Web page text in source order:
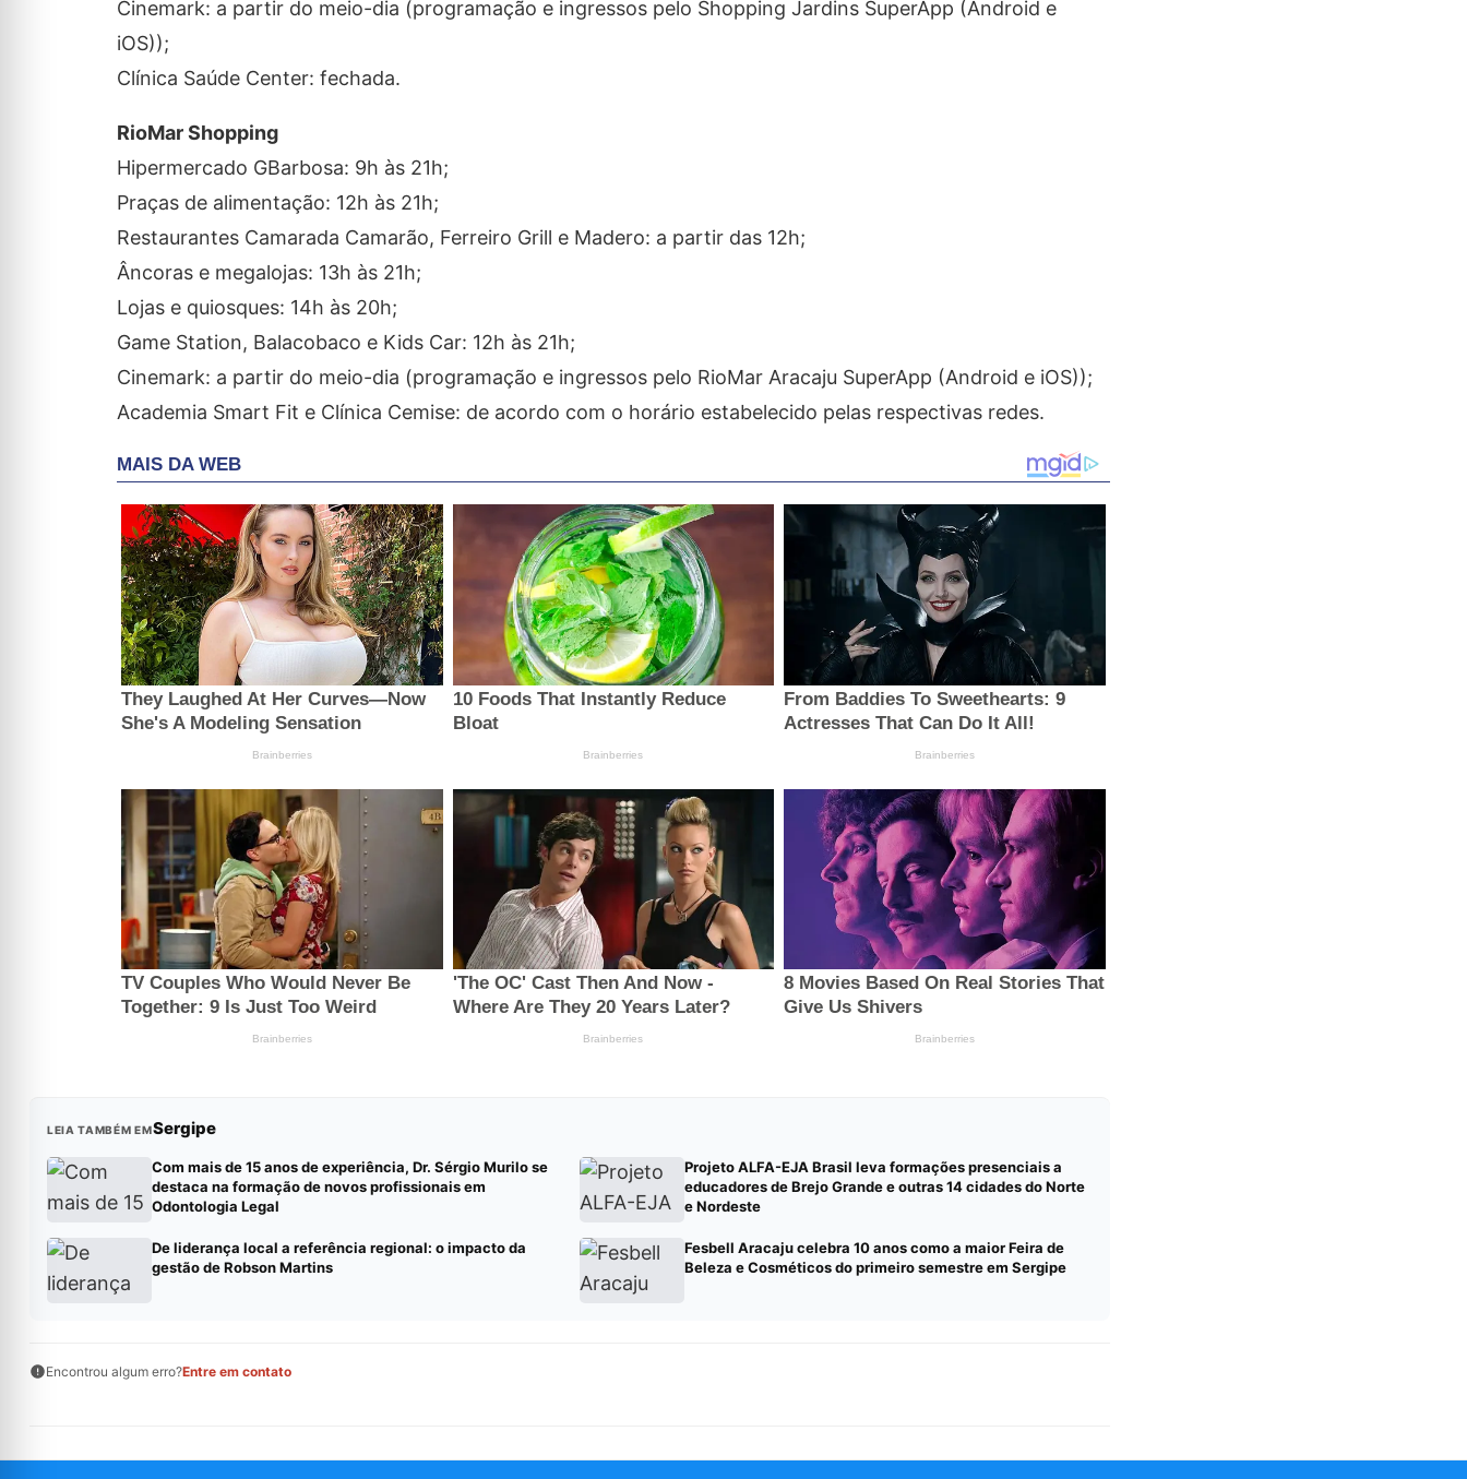
Cinemark: a partir do meio-dia (programação e ingressos pelo Shopping Jardins SuperApp (Android e
iOS));
Clínica Saúde Center: fechada.
RioMar Shopping
Hipermercado GBarbosa: 9h às 21h;
Praças de alimentação: 12h às 21h;
Restaurantes Camarada Camarão, Ferreiro Grill e Madero: a partir das 12h;
Âncoras e megalojas: 13h às 21h;
Lojas e quiosques: 14h às 20h;
Game Station, Balacobaco e Kids Car: 12h às 21h;
Cinemark: a partir do meio-dia (programação e ingressos pelo RioMar Aracaju SuperApp (Android e iOS));
Academia Smart Fit e Clínica Cemise: de acordo com o horário estabelecido pelas respectivas redes.
LEIA TAMBÉM EMSergipe
Com mais de 15 anos de experiência, Dr. Sérgio Murilo se
destaca na formação de novos profissionais em
Odontologia Legal
Projeto ALFA-EJA Brasil leva formações presenciais a
educadores de Brejo Grande e outras 14 cidades do Norte
e Nordeste
De liderança local a referência regional: o impacto da
gestão de Robson Martins
Fesbell Aracaju celebra 10 anos como a maior Feira de
Beleza e Cosméticos do primeiro semestre em Sergipe
Encontrou algum erro?Entre em contato